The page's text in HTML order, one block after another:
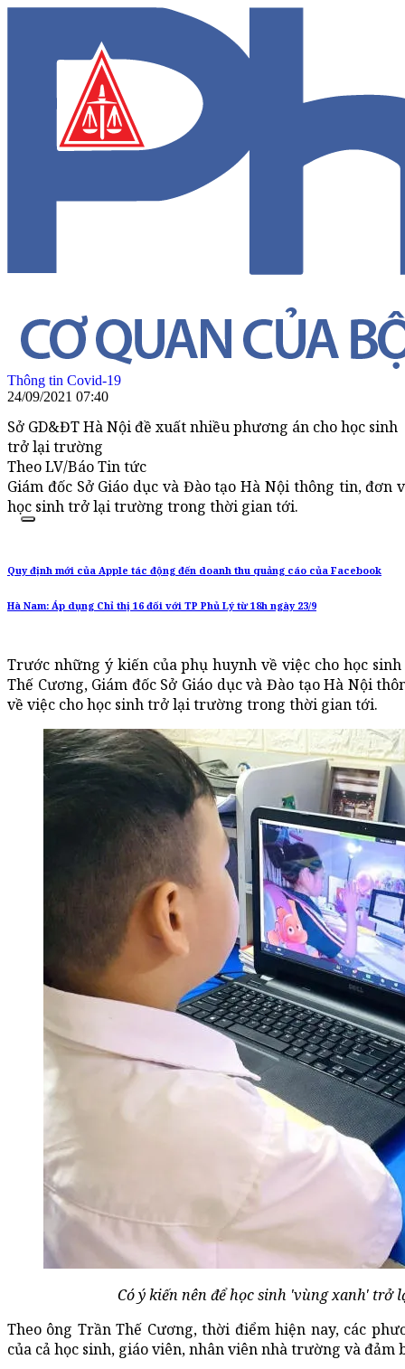
Thông tin Covid-19
24/09/2021 07:40
Sở GD&ĐT Hà Nội đề xuất nhiều phương án cho học sinh
trở lại trường
Theo LV/Báo Tin tức
Giám đốc Sở Giáo dục và Đào tạo Hà Nội thông tin,
học sinh trở lại trường trong thời gian tới.
Quy định mới của Apple tác động đến doanh thu quảng cáo của Facebook
Hà Nam: Áp dụng Chỉ thị 16 đối với TP Phủ Lý từ 18h ngày 23/9
Trước những ý kiến của phụ huynh về việc cho học
Thế Cương, Giám đốc Sở Giáo dục và Đào tạo Hà Nội
về việc cho học sinh trở lại trường trong thời gian tới.
Có ý kiến nên để học sinh 'vùng xanh' trở
Theo ông Trần Thế Cương, thời điểm hiện nay, các
của cả học sinh, giáo viên, nhân viên nhà trường và đảm